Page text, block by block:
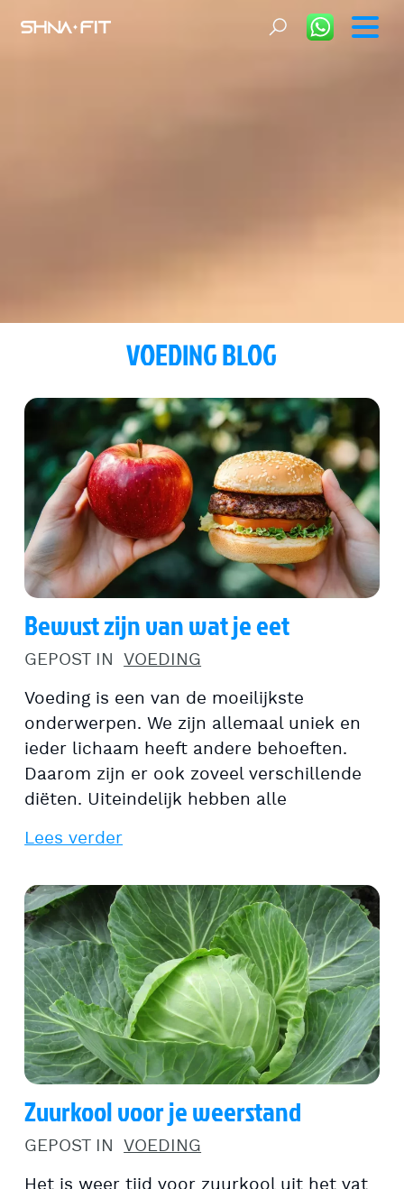
VOEDING BLOG
Bewust zijn van wat je eet
GEPOST IN VOEDING
Voeding is een van de moeilijkste
onderwerpen. We zijn allemaal uniek en
ieder lichaam heeft andere behoeften.
Daarom zijn er ook zoveel verschillende
diëten. Uiteindelijk hebben alle
Lees verder
Zuurkool voor je weerstand
GEPOST IN VOEDING